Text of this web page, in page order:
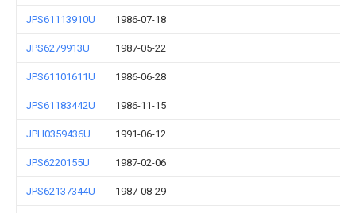
JPS61113910U 1986-07-18
JPS6279913U 1987-05-22
JPS61101611U 1986-06-28
JPS61183442U 1986-11-15
JPH0359436U 1991-06-12
JPS6220155U 1987-02-06
JPS62137344U 1987-08-29